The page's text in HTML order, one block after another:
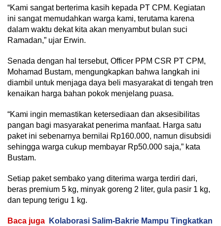
“Kami sangat berterima kasih kepada PT CPM. Kegiatan
ini sangat memudahkan warga kami, terutama karena
dalam waktu dekat kita akan menyambut bulan suci
Ramadan,” ujar Erwin.
Senada dengan hal tersebut, Officer PPM CSR PT CPM,
Mohamad Bustam, mengungkapkan bahwa langkah ini
diambil untuk menjaga daya beli masyarakat di tengah tren
kenaikan harga bahan pokok menjelang puasa.
“Kami ingin memastikan ketersediaan dan aksesibilitas
pangan bagi masyarakat penerima manfaat. Harga satu
paket ini sebenarnya bernilai Rp160.000, namun disubsidi
sehingga warga cukup membayar Rp50.000 saja,” kata
Bustam.
Setiap paket sembako yang diterima warga terdiri dari,
beras premium 5 kg, minyak goreng 2 liter, gula pasir 1 kg,
dan tepung terigu 1 kg.
Baca juga Kolaborasi Salim-Bakrie Mampu Tingkatkan